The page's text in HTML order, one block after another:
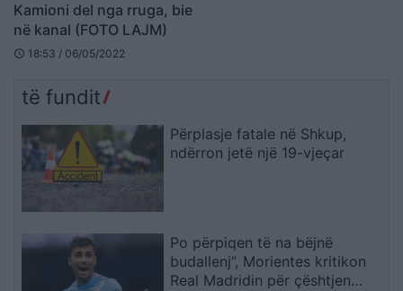
Kamioni del nga rruga, bie
në kanal (FOTO LAJM)
schedule 18:53 / 06/05/2022
të fundit
Përplasje fatale në Shkup,
ndërron jetë një 19-vjeçar
Po përpiqen të na bëjnë
budallenj”, Morientes kritikon
Real Madridin për çështjen